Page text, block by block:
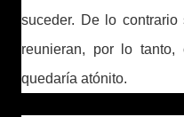
suceder. De lo
reunieran, por lo
quedaría atónito.